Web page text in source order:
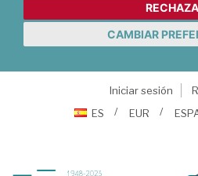
CAMBIAR
Iniciar sesión
ES
EUR